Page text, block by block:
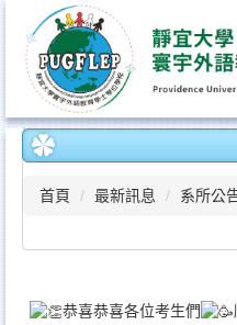
容
區
首頁 最新訊息 系所公
恭喜恭喜各位考生們